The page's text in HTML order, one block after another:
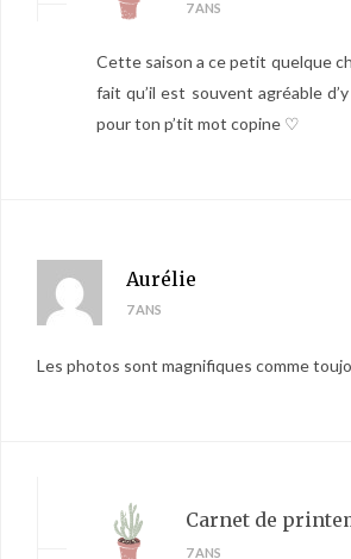
7 ANS
Cette saison a ce petit quelque
fait qu’il est souvent agréable
pour ton p’tit mot copine ♡
Aurélie
7 ANS
Les photos sont magnifiques comme
Carnet de
7 ANS